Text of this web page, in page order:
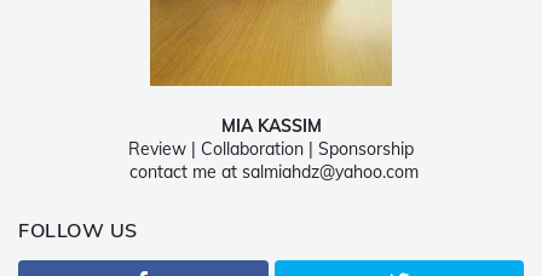
MIA KASSIM
Review | Collaboration | Sponsorship
contact me at salmiahdz@yahoo.com
FOLLOW US